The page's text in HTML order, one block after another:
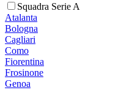
Squadra Serie A
Atalanta
Bologna
Cagliari
Como
Fiorentina
Frosinone
Genoa